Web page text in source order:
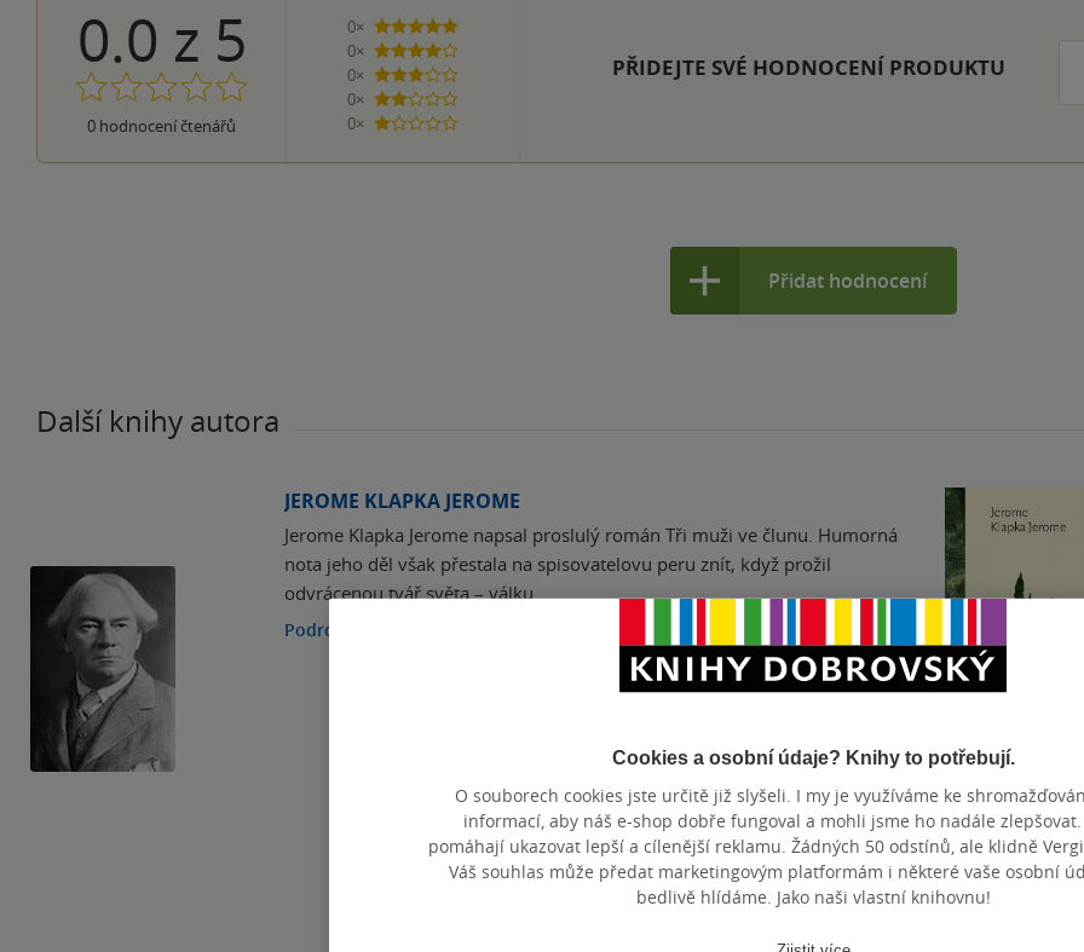
0.0 z 5
0 hodnocení čtenářů
0×
5 hvězdiček
0×
4 hvězdičky
0×
3 hvězdičky
0×
2 hvězdičky
0×
1 hvezdička
PŘIDEJTE SVÉ HODNOCENÍ PRODUKTU
Přidat hodnocení
Další knihy autora
JEROME KLAPKA JEROME
Jerome Klapka Jerome napsal proslulý román Tři muži ve člunu. Humorná
nota jeho děl však přestala na spisovatelovu peru znít, když prožil
odvrácenou tvář světa – válku.
Podrobnosti
Tři muži na
Jerome Klapka
3.7
5 pevná vazba
Cookies a osobní údaje? Knihy to potřebují.
O souborech cookies jste určitě již slyšeli. I my je využíváme ke
informací, aby náš e-shop dobře fungoval a mohli jsme ho nadále zlepšovat.
pomáhají ukazovat lepší a cílenější reklamu. Žádných 50 odstínů, ale klidně
Váš souhlas může předat marketingovým platformám i některé vaše osobní
bedlivě hlídáme. Jako naši vlastní knihovnu!